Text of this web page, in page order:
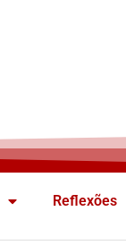
Reflexões